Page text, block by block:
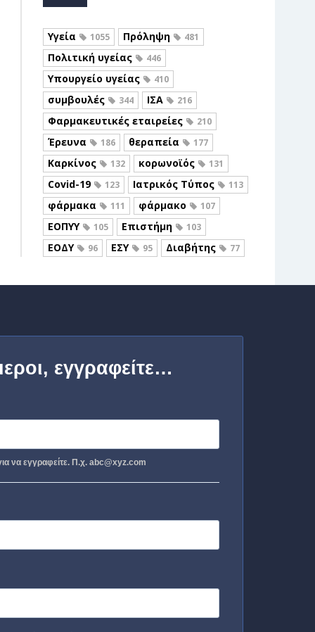
Υγεία 1055 Πρόληψη 481
Πολιτική υγείας 446
Υπουργείο υγείας 410
συμβουλές 344 ΙΣΑ 216
Φαρμακευτικές εταιρείες 210
Έρευνα 186 θεραπεία 177
Καρκίνος 132 κορωνοϊός 131
Covid-19 123 Ιατρικός Τύπος 113
φάρμακα 111 φάρμακο 107
ΕΟΠΥΥ 105 Επιστήμη 103
ΕΟΔΥ 96 ΕΣΥ 95 Διαβήτης 77
εγγραφείτε…
να εγγραφείτε. Π.χ. abc@xyz.com